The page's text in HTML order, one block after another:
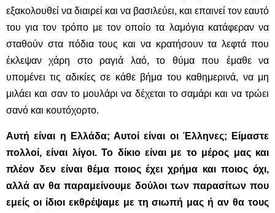
εξακολουθεί να διαιρεί και να βασιλεύει, και επαινεί τον εαυτό
του για τον τρόπο με τον οποίο τα λαμόγια κατάφεραν να
σταθούν στα πόδια τους και να κρατήσουν τα λεφτά που
έκλεψαν χάρη στο ραγιά λαό, το θύμα που έμαθε να
υπομένει τις αδικίες σε κάθε βήμα του καθημερινά, να μη
μιλάει και σαν το μουλάρι να δέχεται το σαμάρι και να τρώει
σανό και κουτόχορτο.
Αυτή είναι η Ελλάδα; Αυτοί είναι οι Έλληνες; Είμαστε
πολλοί, είναι λίγοι. Το δίκιο είναι με το μέρος μας και
πλέον δεν είναι θέμα ποιος έχει χρήμα και ποιος όχι,
αλλά αν θα παραμείνουμε δούλοι των παρασίτων που
εμείς οι ίδιοι εκθρέψαμε με τη σιωπή μας ή αν θα τους